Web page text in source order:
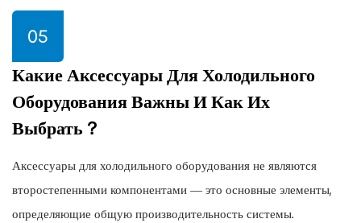
05
Какие Аксессуары Для Холодильного
Оборудования Важны И Как Их
Выбрать？
Аксессуары для холодильного оборудования не являются
второстепенными компонентами — это основные элементы,
определяющие общую производительность системы.